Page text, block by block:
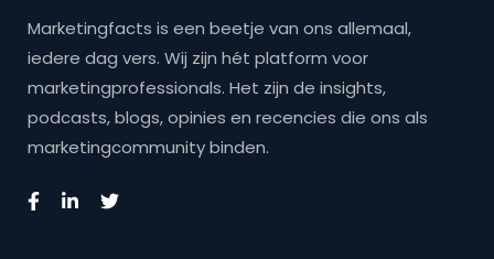
Marketingfacts is een beetje van ons allemaal,
iedere dag vers. Wij zijn hét platform voor
marketingprofessionals. Het zijn de insights,
podcasts, blogs, opinies en recencies die ons als
marketingcommunity binden.